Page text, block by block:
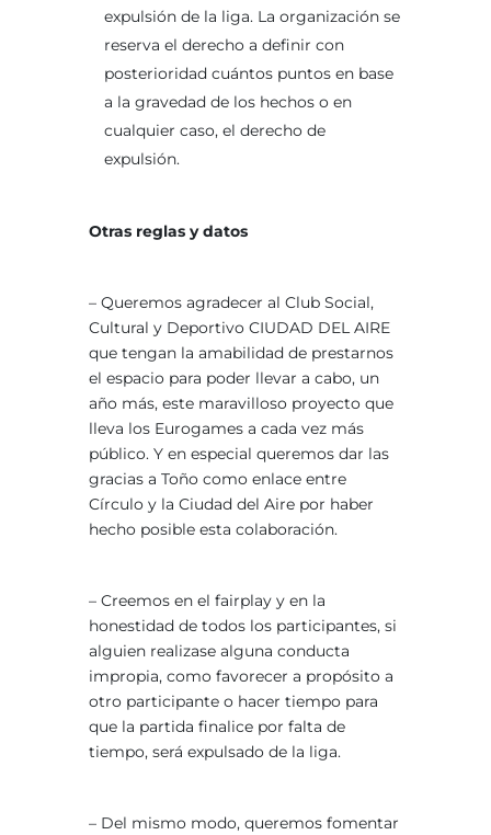
expulsión de la liga. La organización se
reserva el derecho a definir con
posterioridad cuántos puntos en base
a la gravedad de los hechos o en
cualquier caso, el derecho de
expulsión.
Otras reglas y datos
– Queremos agradecer al Club Social,
Cultural y Deportivo CIUDAD DEL AIRE
que tengan la amabilidad de prestarnos
el espacio para poder llevar a cabo, un
año más, este maravilloso proyecto que
lleva los Eurogames a cada vez más
público. Y en especial queremos dar las
gracias a Toño como enlace entre
Círculo y la Ciudad del Aire por haber
hecho posible esta colaboración.
– Creemos en el fairplay y en la
honestidad de todos los participantes, si
alguien realizase alguna conducta
impropia, como favorecer a propósito a
otro participante o hacer tiempo para
que la partida finalice por falta de
tiempo, será expulsado de la liga.
– Del mismo modo, queremos fomentar